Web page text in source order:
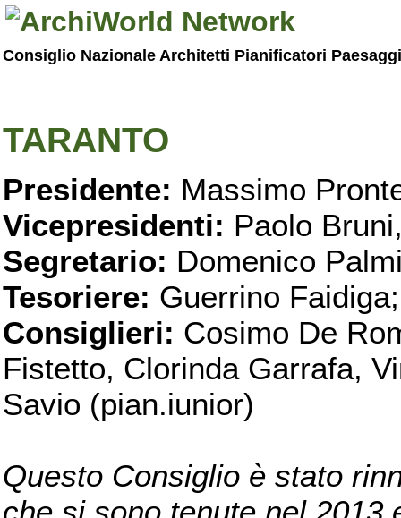
Consiglio Nazionale Architetti Pianificatori
TARANTO
Presidente: Massimo
Vicepresidenti: Paolo
Segretario: Domenico
Tesoriere: Guerrino Faidiga;
Consiglieri: Cosimo De
Fistetto, Clorinda Garrafa,
Savio (pian.iunior)
Questo Consiglio è stato